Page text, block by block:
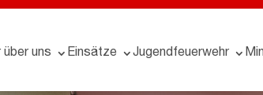
über uns Einsätze Jugendfeuerwehr